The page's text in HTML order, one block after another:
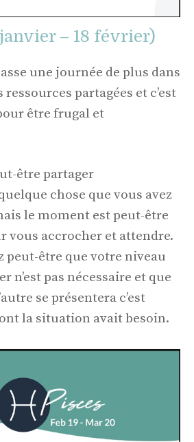
– 18 février)
une journée de plus dans
partagées et c’est
être frugal et
être partager
chose que vous avez
le moment est peut-être
vous accrocher et attendre.
peut-être que votre niveau
n’est pas nécessaire et que
se présentera c’est
la situation avait besoin.